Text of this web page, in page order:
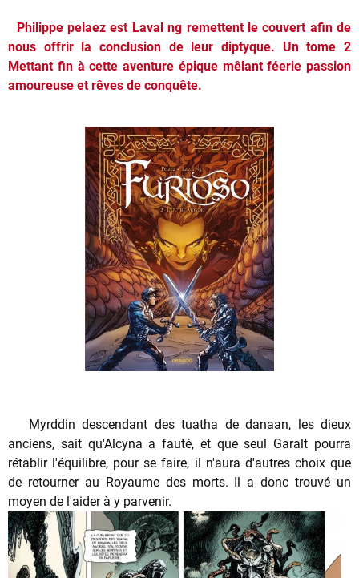
Philippe pelaez est Laval ng remettent le couvert afin de
nous offrir la conclusion de leur diptyque. Un tome 2
Mettant fin à cette aventure épique mêlant féerie passion
amoureuse et rêves de conquête.
Myrddin descendant des tuatha de danaan, les dieux
anciens, sait qu'Alcyna a fauté, et que seul Garalt pourra
rétablir l'équilibre, pour se faire, il n'aura d'autres choix que
de retourner au Royaume des morts. Il a donc trouvé un
moyen de l'aider à y parvenir.